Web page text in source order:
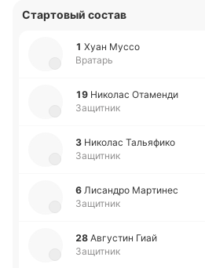
Стартовый состав
1 Хуан Муссо
Вратарь
19 Ни­ко­лас Ота­ме­нди
Защитник
3 Ни­ко­лас Та­лья­фи­ко
Защитник
6 Ли­са­ндро Ма­рти­нес
Защитник
28 Авгу­стин Гиай
Защитник